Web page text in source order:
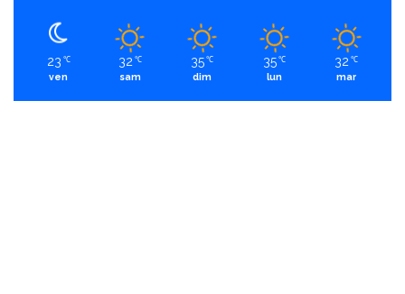
23 ℃
ven
32 ℃
sam
35 ℃
dim
35 ℃
lun
32 ℃
mar